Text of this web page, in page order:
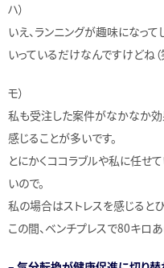
ハ）
いえ、ランニングが趣味になっ
いっているだけなんですけどね（
モ）
私も受注した案件がなかなか効
感じることが多いです。
とにかくココラブルや私に任せ
いので。
私の場合はストレスを感じるとひ
この間、ベンチプレスで80キロあ